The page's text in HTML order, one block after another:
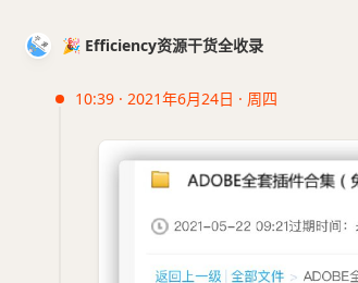
🎉 Efficiency资源干货全收录
10:39 · 2021年6月24日 · 周四